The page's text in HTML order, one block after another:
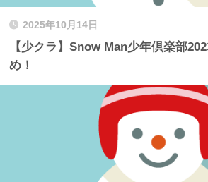
2025年10月14日
【少クラ】Snow Man少年倶楽部
め！